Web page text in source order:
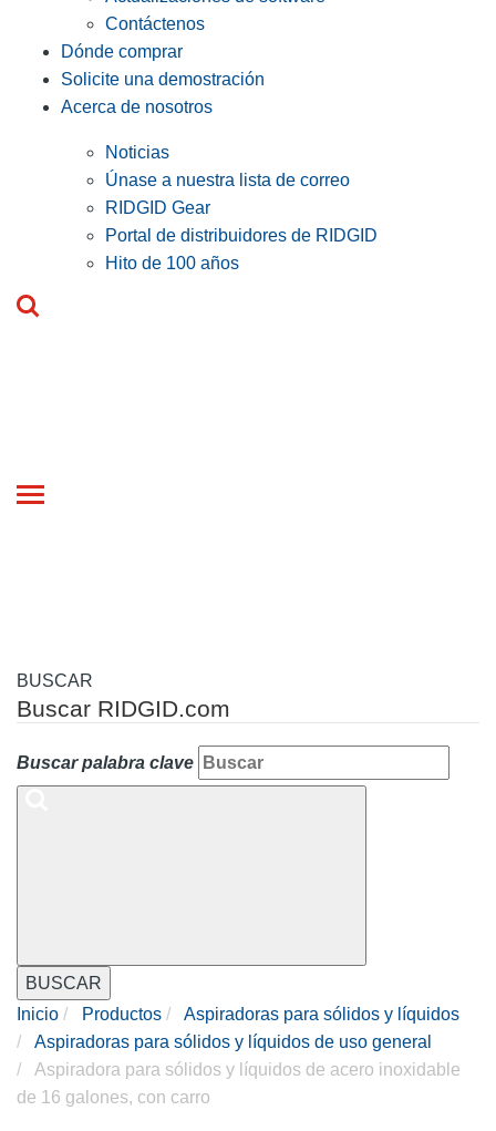
Contáctenos
Dónde comprar
Solicite una demostración
Acerca de nosotros
Noticias
Únase a nuestra lista de correo
RIDGID Gear
Portal de distribuidores de RIDGID
Hito de 100 años
Toggle
BUSCAR
Buscar RIDGID.com
Buscar palabra clave
BUSCAR
Inicio
Productos
Aspiradoras para sólidos y líquidos
Aspiradoras para sólidos y líquidos de uso general
Aspiradora para sólidos y líquidos de acero inoxidable
de 16 galones, con carro